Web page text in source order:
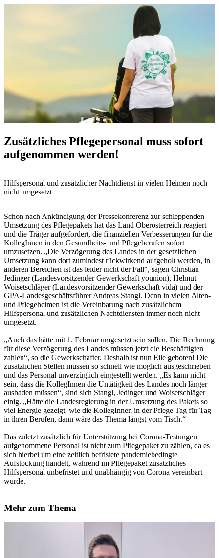
Zusätzliches Pflegepersonal muss sofort
aufgenommen werden!
Hilfspersonal und zusätzlicher Nachtdienst in vielen Heimen noch
nicht umgesetzt
Schon nach Ankündigung der Pressekonferenz zur schleppenden
Umsetzung des Pflegepakets hat das Land Oberösterreich reagiert
und die Träger aufgefordert, die finanziellen Verbesserungen für die
KollegInnen in den Gesundheits- und Pflegeberufen sofort
umzusetzen. „Die Verzögerung des Landes in der gesetzlichen
Umsetzung kann dort zumindest rückwirkend aufgeholt werden, in
anderen Bereichen ist das leider nicht der Fall“, sagen Christian
Jedinger (Landesvorsitzender Gewerkschaft younion), Helmut
Woisetschläger (Landesvorsitzender Gewerkschaft vida) und der
GPA-Landesgeschäftsführer Andreas Stangl. Denn in vielen Alten-
und Pflegeheimen ist die Vereinbarung nach zusätzlichem
Hilfspersonal und zusätzlichen Nachtdiensten immer noch nicht
umgesetzt.
„Auch das hätte mit 1. Februar umgesetzt sein sollen. Die Rechnung
für diese Verzögerung des Landes müssen jetzt die Beschäftigten
zahlen“, so die Gewerkschafter. Deshalb ist nun Eile geboten! Die
zusätzlichen Stellen müssen so schnell wie möglich ausgeschrieben
und das Personal unverzüglich eingestellt werden. „Es kann nicht
sein, dass die KollegInnen die Untätigkeit des Landes noch länger
ausbaden müssen“, sind sich Stangl, Jedinger und Woisetschläger
einig. „Hätte die Landesregierung in der Umsetzung des Pakets so
viel Energie gezeigt, wie die KollegInnen in der Pflege Tag für Tag
in ihren Berufen, dann wäre das Thema längst vom Tisch.“
Das zuletzt zusätzlich für Unterstützung bei Corona-Testungen
aufgenommene Personal ist nicht zum Pflegepaket zu zählen, da es
sich hierbei um eine zeitlich befristete pandemiebedingte
Aufstockung handelt, während im Pflegepaket zusätzliches
Hilfspersonal unbefristet und unabhängig von Corona vereinbart
wurde.
Mehr zum Thema